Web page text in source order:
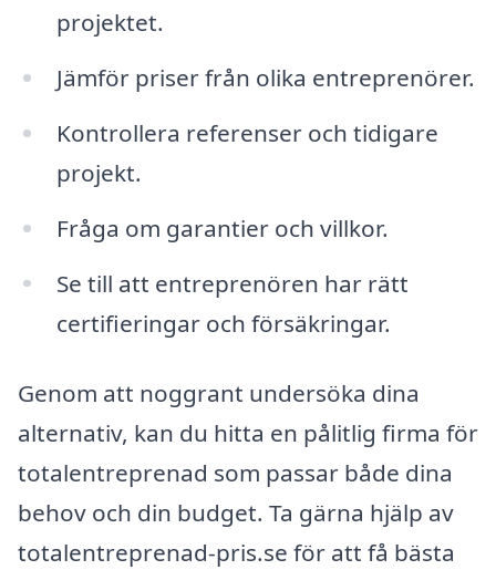
projektet.
Jämför priser från olika entreprenörer.
Kontrollera referenser och tidigare
projekt.
Fråga om garantier och villkor.
Se till att entreprenören har rätt
certifieringar och försäkringar.
Genom att noggrant undersöka dina
alternativ, kan du hitta en pålitlig firma för
totalentreprenad som passar både dina
behov och din budget. Ta gärna hjälp av
totalentreprenad-pris.se för att få bästa